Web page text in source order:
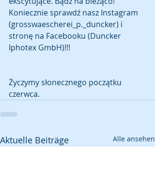
Koniecznie sprawdź nasz Instagram
(grosswaescherei_p._duncker) i
stronę na Facebooku (Duncker
Iphotex GmbH)!!!
Życzymy słonecznego początku
czerwca.
Aktuelle Beiträge Alle ansehen